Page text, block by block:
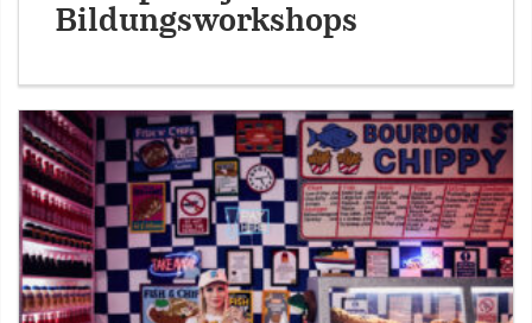
Bildungsworkshops